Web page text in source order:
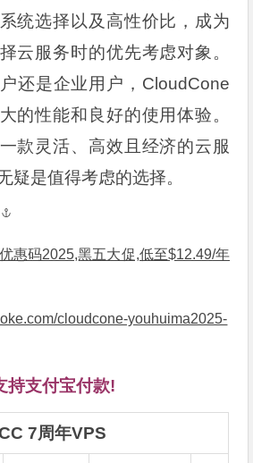
统选择以及高性价比，成为
云服务时的优先考虑对象。
还是企业用户，CloudCone
的性能和良好的使用体验。
款灵活、高效且经济的云服
疑是值得考虑的选择。
惠码2025,黑五大促,低至$12.49/年
cloudcone-youhuima2025-
支付宝付款!
7周年VPS